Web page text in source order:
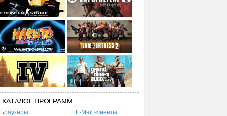
КАТАЛОГ ПРОГРАММ
Браузеры
E-Mail клиенты